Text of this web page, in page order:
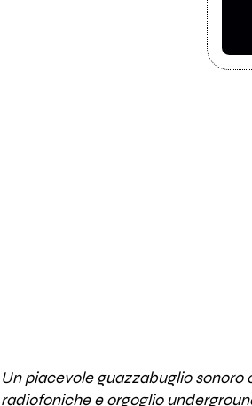
Un piacevole guazzabuglio
radiofoniche e orgoglio